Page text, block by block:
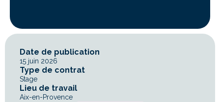
Date de publication
15 juin 2026
Type de contrat
Stage
Lieu de travail
Aix-en-Provence